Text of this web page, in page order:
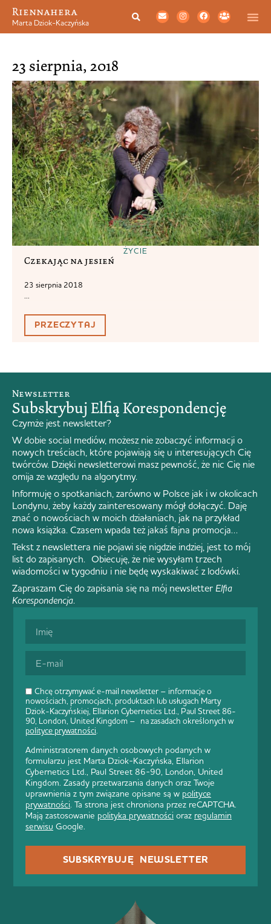
Riennahera
Marta Dziok-Kaczyńska
23 sierpnia, 2018
ŻYCIE
Czekając na jesień
23 sierpnia 2018
...
PRZECZYTAJ
Chcę otrzymywać e-mail newsletter – informacje o
nowościach, promocjach, produktach lub usługach Marty
Dziok-Kaczyńskiej, Ellarion Cybernetics Ltd., Paul Street 86-
90, London, United Kingdom – na zasadach określonych w
polityce prywatności.
Administratorem danych osobowych podanych w
formularzu jest Marta Dziok-Kaczyńska, Ellarion
Cybernetics Ltd., Paul Street 86-90, London, United
Kingdom. Zasady przetwarzania danych oraz Twoje
uprawnienia z tym związane opisane są w polityce
prywatności. Ta strona jest chroniona przez reCAPTCHA.
Mają zastosowanie polityka prywatności oraz regulamin
serwisu Google.
SUBSKRYBUJĘ NEWSLETTER
Newsletter
Subskrybuj Elfią Korespondencję
Czymże jest newsletter?
W dobie social mediów, możesz nie zobaczyć informacji o
nowych treściach, które pojawiają się u interesujących Cię
twórców. Dzięki newsletterowi masz pewność, że nic Cię nie
omija ze względu na algorytmy.
Informuję o spotkaniach, zarówno w Polsce jak i w okolicach
Londynu, żeby każdy zainteresowany mógł dołączyć. Daję
znać o nowościach w moich działaniach, jak na przykład
nowa książka. Czasem wpada też jakaś fajna promocja…
Tekst z newslettera nie pojawi się nigdzie indziej, jest to mój
list do zapisanych. Obiecuję, że nie wysyłam trzech
wiadomości w tygodniu i nie będę wyskakiwać z lodówki.
Zapraszam Cię do zapisania się na mój newsletter Elfia
Korespondencja.